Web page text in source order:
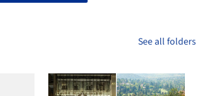
See all folders